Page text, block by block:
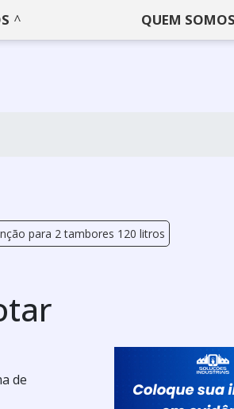
QUEM SOMOS
para 2 tambores 120 litros
de